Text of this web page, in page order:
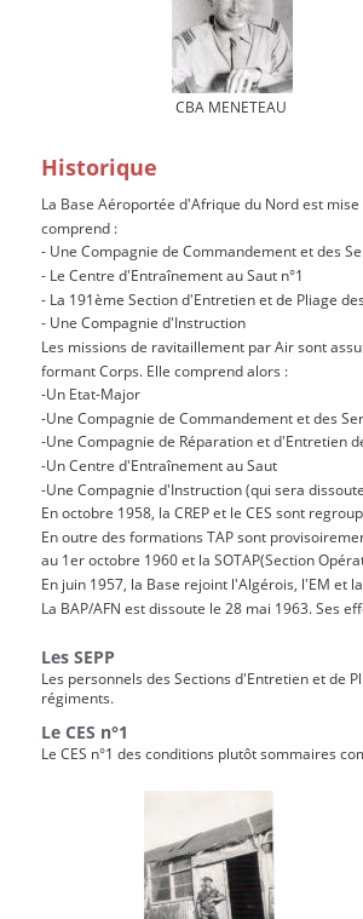
CBA MENETEAU
Historique
La Base Aéroportée d'Afrique du Nord est
comprend :
- Une Compagnie de Commandement et des
- Le Centre d'Entraînement au Saut n°1
- La 191ème Section d'Entretien et de Pliage
- Une Compagnie d'Instruction
Les missions de ravitaillement par Air sont
formant Corps. Elle comprend alors :
-Un Etat-Major
-Une Compagnie de Commandement et des
-Une Compagnie de Réparation et d'Entretien
-Un Centre d'Entraînement au Saut
-Une Compagnie d'Instruction (qui sera
En octobre 1958, la CREP et le CES sont
En outre des formations TAP sont
au 1er octobre 1960 et la SOTAP(Section
En juin 1957, la Base rejoint l'Algérois, l'EM et
La BAP/AFN est dissoute le 28 mai 1963. Ses
Les SEPP
Les personnels des Sections d'Entretien et de
régiments.
Le CES n°1
Le CES n°1 des conditions plutôt sommaires